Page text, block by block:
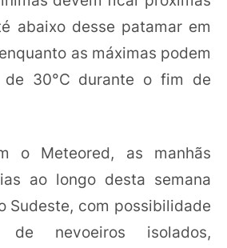
abaixo desse patamar em
as máximas podem
de 30°C durante o fim de
o Meteored, as manhãs
ao longo desta semana
Sudeste, com possibilidade
nevoeiros isolados,